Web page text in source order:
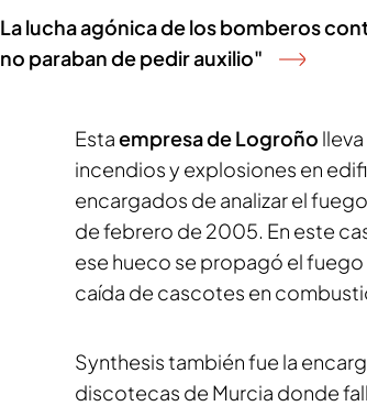
La lucha agónica de los bomberos
no paraban de pedir auxilio"
Estaempresa deLogroño
incendios y explosiones en
encargados de analizar el
de febrero de 2005. En este
ese hueco se propagó el fuego
caída de cascotes en
Synthesis también fue la
discotecas de Murcia donde